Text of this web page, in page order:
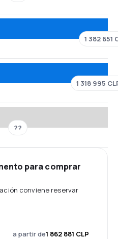
1 382 651
1 318 995
??
para comprar
conviene reservar
a partir de1 862 881 CLP